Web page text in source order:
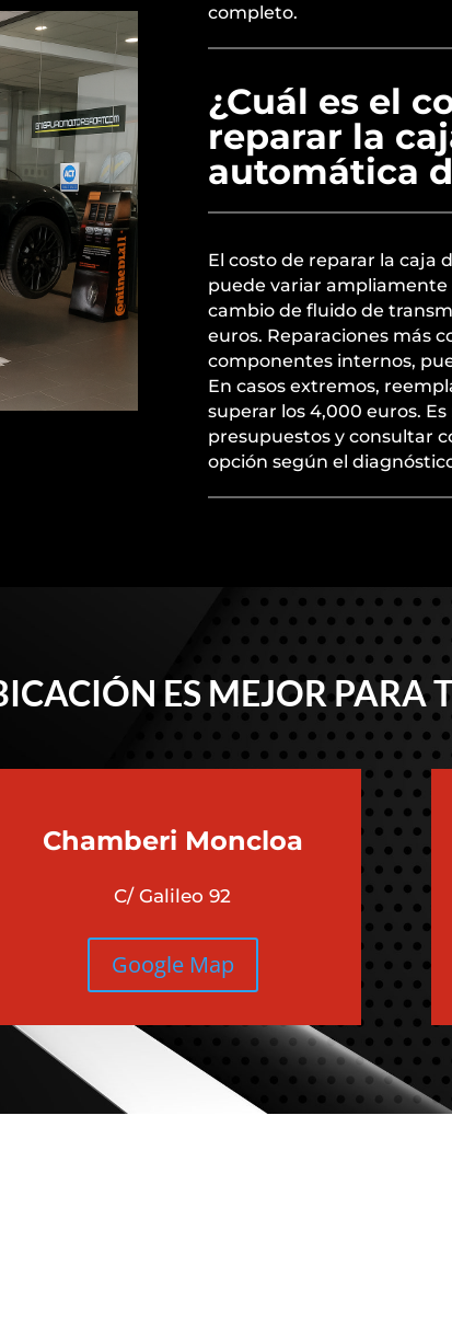
completo.
¿Cuál es el
reparar la
automática
El costo de reparar la caja
puede variar
cambio de fluido de
euros. Reparaciones más
componentes internos,
En casos extremos,
superar los 4,000 euros.
presupuestos y consultar
opción según el
ES MEJOR PARA
Chamberi Moncloa
C/ Galileo 92
Google Map